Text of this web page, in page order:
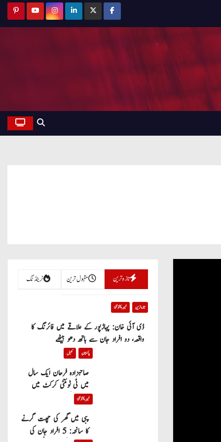
تازہ ترین مقبول ترین ٹرینڈنگ
تازہ ترین خیبر پختونخوا
ڈی آئی خان: پہاڑپور کے علاقے میں فائرنگ کا
واقعہ، دو افراد جان سے ہاتھ دھو بیٹھے
پاکستان کھیل
صاحبزادہ فرحان ایک سال
میں ٹی ٹوئنٹی کرکٹ میں
100 چھکے لگانے والے پہلے
پاکستانی بیٹر بن گئے
خیبر پختونخوا
پبی میں گھر کی چھت گرنے
کا سانحہ: 5 افراد جان کی